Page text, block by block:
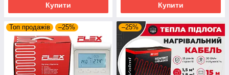
Купити Купити
Топ продажів –25% –25%